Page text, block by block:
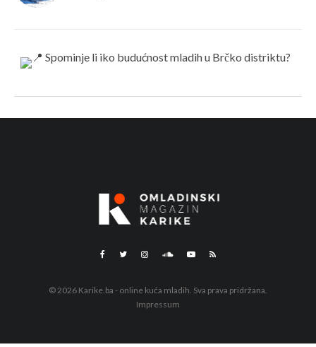
© 2026 Karike.ba - online kuća mladih. Sva prava pridržana.
Impressum